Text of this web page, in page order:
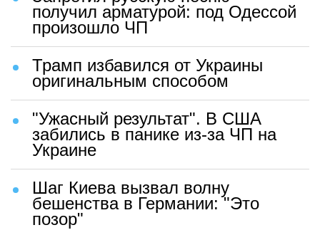
получил арматурой: под Одессой
произошло ЧП
Трамп избавился от Украины
оригинальным способом
"Ужасный результат". В США
забились в панике из-за ЧП на
Украине
Шаг Киева вызвал волну
бешенства в Германии: "Это
позор"